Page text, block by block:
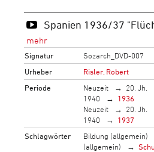
Spanien 1936/37
Signatur
Sozarch_DVD-007
Urheber
Risler, Robert
Periode
Neuzeit 20. Jh.
1940
1936
Neuzeit
20. Jh.
1940
1937
Schlagwörter
Bildung (allgemein)
(allgemein)